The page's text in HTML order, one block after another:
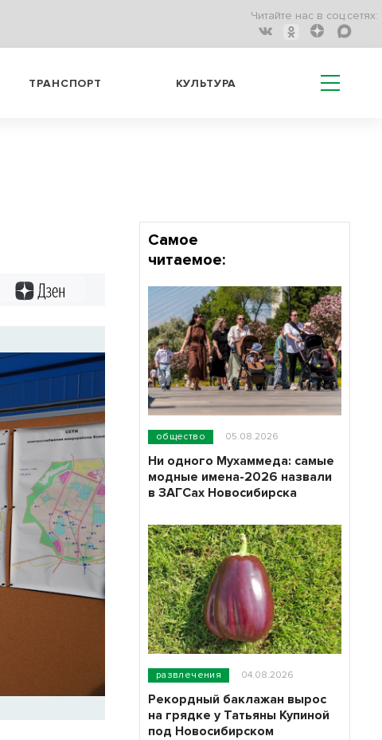
Читайте нас в соц.сетях:
ТРАНСПОРТ КУЛЬТУРА
Самое
читаемое:
общество 05.08.2026
Ни одного Мухаммеда: самые
модные имена-2026 назвали
в ЗАГСах Новосибирска
развлечения 04.08.2026
Рекордный баклажан вырос
на грядке у Татьяны Купиной
под Новосибирском